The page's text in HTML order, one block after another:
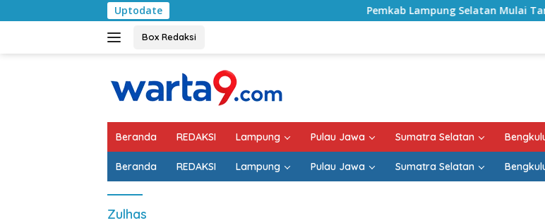
ke
Uptodate Pemkab Lampung Selatan Mulai Tangani Jalan
Box Redaksi
Beranda REDAKSI Lampung Pulau Jawa Sumatra Selatan
Beranda REDAKSI Lampung Pulau Jawa Sumatra Selatan
Zulhas